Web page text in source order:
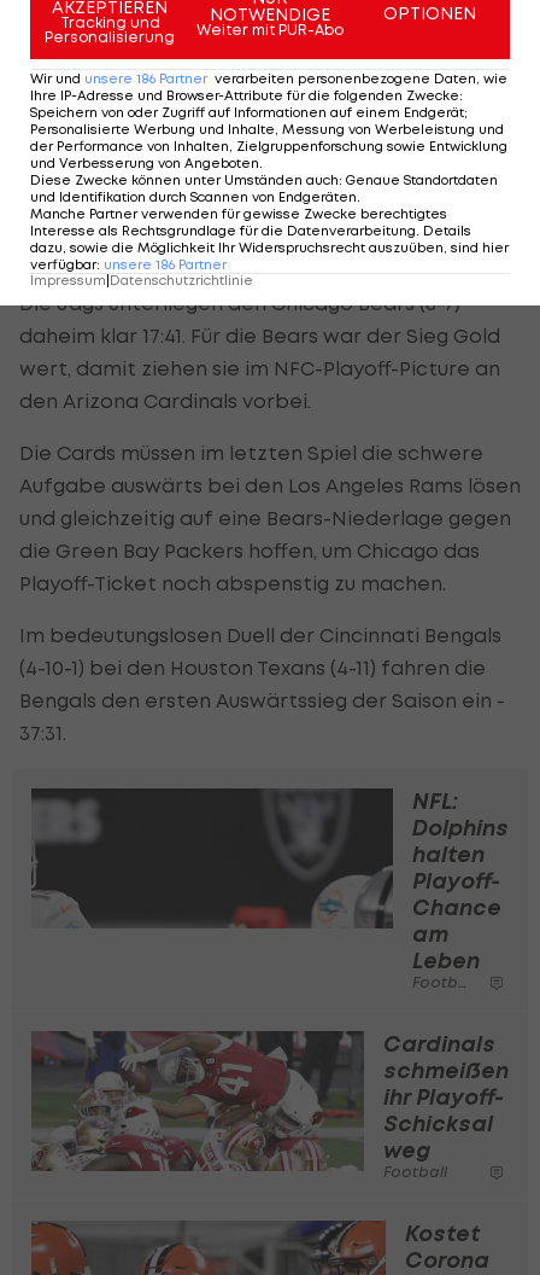
Jaguars picken als Nummer 1
Durch den Jets-Sieg ist auch klar, dass die
Jacksonville Jaguars (1-14) als erstes Team imNFL
Draft 2021 picken und sich mit hoher
Wahrscheinlichkeit die Dienste von Quarterback-
Supertalent Trevor Lawrence sichern werden.
Die Jags unterliegen den Chicago Bears (8-7)
daheim klar 17:41. Für die Bears war der Sieg Gold
wert, damit ziehen sie im NFC-Playoff-Picture an
den Arizona Cardinals vorbei.
Die Cards müssen im letzten Spiel die schwere
Aufgabe auswärts bei den Los Angeles Rams lösen
und gleichzeitig auf eine Bears-Niederlage gegen
die Green Bay Packers hoffen, um Chicago das
Playoff-Ticket noch abspenstig zu machen.
Im bedeutungslosen Duell der Cincinnati Bengals
(4-10-1) bei den Houston Texans (4-11) fahren die
Bengals den ersten Auswärtssieg der Saison ein -
37:31.
NFL:
Dolphins
halten
Playoff-
Chance
am
Leben
Cardinals
schmeißen
ihr Playoff-
Schicksal
weg
Football
Kostet
Corona
AKZEPTIEREN
Tracking und
Personalisierung
NOTWENDIGE
Weiter mit PUR-Abo
OPTIONEN
Wir und unsere 186 Partner verarbeiten personenbezogene Daten, wie
Ihre IP-Adresse und Browser-Attribute für die folgenden Zwecke:
Speichern von oder Zugriff auf Informationen auf einem Endgerät;
Personalisierte Werbung und Inhalte, Messung von Werbeleistung und
der Performance von Inhalten, Zielgruppenforschung sowie Entwicklung
und Verbesserung von Angeboten.
Diese Zwecke können unter Umständen auch: Genaue Standortdaten
und Identifikation durch Scannen von Endgeräten.
Manche Partner verwenden für gewisse Zwecke berechtigtes
Interesse als Rechtsgrundlage für die Datenverarbeitung. Details
dazu, sowie die Möglichkeit Ihr Widerspruchsrecht auszuüben, sind hier
verfügbar: unsere 186 Partner
Impressum Datenschutzrichtlinie